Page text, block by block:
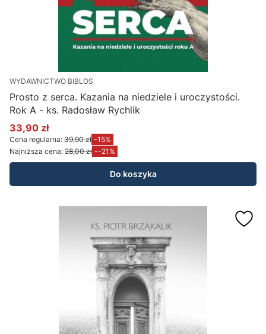
WYDAWNICTWO BIBLOS
Prosto z serca. Kazania na niedziele i uroczystości.
Rok A - ks. Radosław Rychlik
Cena promocyjna
33,90 zł
Cena regularna: 39,90 zł -15%
Najniższa cena: 28,00 zł --21%
Do koszyka